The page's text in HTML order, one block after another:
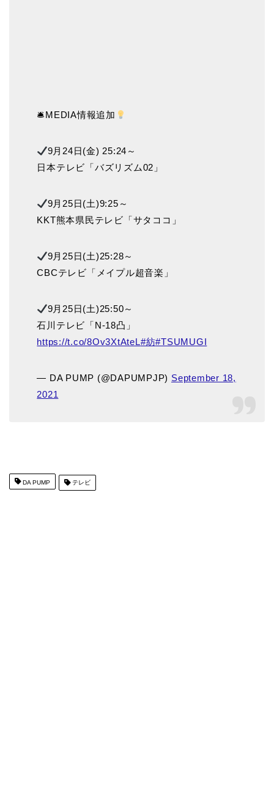
🛎MEDIA情報追加
9月24日(金) 25:24～
日本テレビ「バズリズム02」
9月25日(土)9:25～
KKT熊本県民テレビ「サタココ」
9月25日(土)25:28～
CBCテレビ「メイプル超音楽」
9月25日(土)25:50～
石川テレビ「N-18凸」
https://t.co/8Ov3XtAteL#紡#TSUMUGI
— DA PUMP (@DAPUMPJP) September 18,
2021
DA PUMP テレビ